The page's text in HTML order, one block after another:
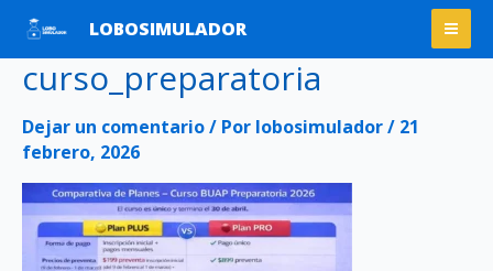
contenido
LOBOSIMULADOR
curso_preparatoria
Dejar un comentario/ Por lobosimulador/ 21
febrero, 2026